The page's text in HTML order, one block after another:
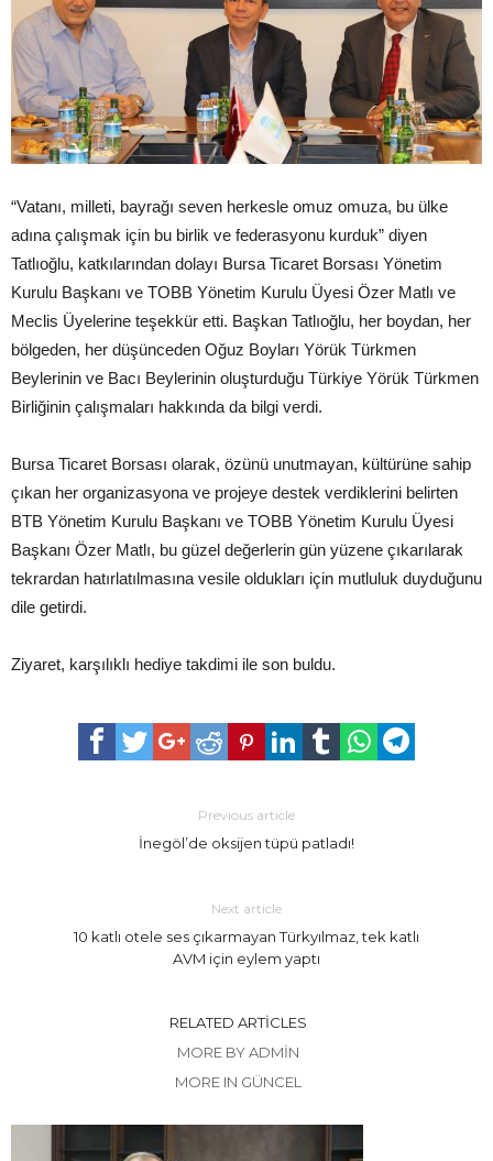
“Vatanı, milleti, bayrağı seven herkesle omuz omuza, bu ülke
adına çalışmak için bu birlik ve federasyonu kurduk” diyen
Tatlıoğlu, katkılarından dolayı Bursa Ticaret Borsası Yönetim
Kurulu Başkanı ve TOBB Yönetim Kurulu Üyesi Özer Matlı ve
Meclis Üyelerine teşekkür etti. Başkan Tatlıoğlu, her boydan, her
bölgeden, her düşünceden Oğuz Boyları Yörük Türkmen
Beylerinin ve Bacı Beylerinin oluşturduğu Türkiye Yörük Türkmen
Birliğinin çalışmaları hakkında da bilgi verdi.
Bursa Ticaret Borsası olarak, özünü unutmayan, kültürüne sahip
çıkan her organizasyona ve projeye destek verdiklerini belirten
BTB Yönetim Kurulu Başkanı ve TOBB Yönetim Kurulu Üyesi
Başkanı Özer Matlı, bu güzel değerlerin gün yüzene çıkarılarak
tekrardan hatırlatılmasına vesile oldukları için mutluluk duyduğunu
dile getirdi.
Ziyaret, karşılıklı hediye takdimi ile son buldu.
Previous article
İnegöl’de oksijen tüpü patladı!
Next article
10 katlı otele ses çıkarmayan Türkyılmaz, tek katlı
AVM için eylem yaptı
RELATED ARTICLES
MORE BY ADMIN
MORE IN GÜNCEL